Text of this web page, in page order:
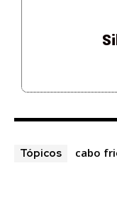
Tópicos cabo